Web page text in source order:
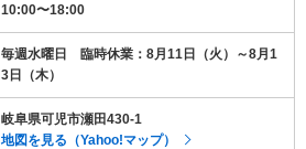
10:00〜18:00
毎週水曜日 臨時休業：8月11日（火）～8月1
3日（木）
岐阜県可児市瀬田430-1
地図を見る（Yahoo!マップ）